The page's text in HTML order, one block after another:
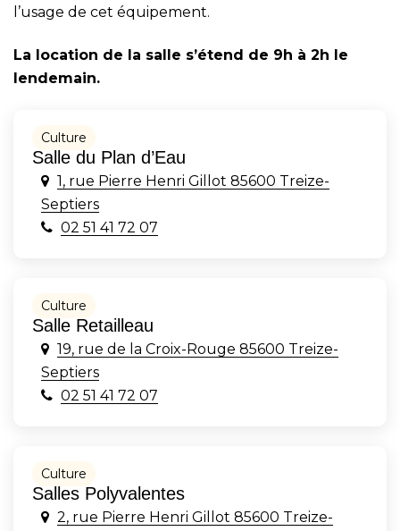
l’usage de cet équipement.
La location de la salle s’étend de 9h à 2h le
lendemain.
Culture
Salle du Plan d’Eau
1, rue Pierre Henri Gillot 85600 Treize-
Septiers
02 51 41 72 07
Culture
Salle Retailleau
19, rue de la Croix-Rouge 85600 Treize-
Septiers
02 51 41 72 07
Culture
Salles Polyvalentes
2, rue Pierre Henri Gillot 85600 Treize-